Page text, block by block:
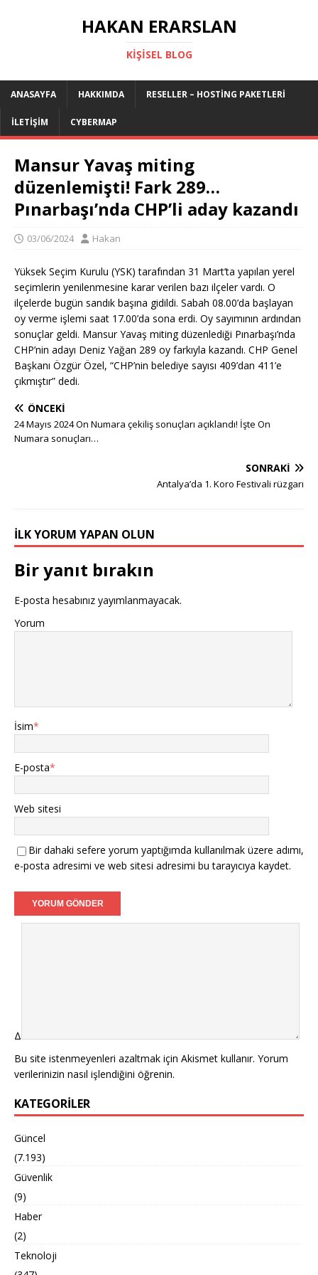
HAKAN ERARSLAN
KIŞISEL BLOG
ANASAYFA HAKKIMDA RESELLER – HOSTING PAKETLERI
İLETIŞIM CYBERMAP
Mansur Yavaş miting
düzenlemişti! Fark 289…
Pınarbaşı’nda CHP’li aday kazandı
03/06/2024 Hakan
Yüksek Seçim Kurulu (YSK) tarafından 31 Mart’ta yapılan yerel
seçimlerin yenilenmesine karar verilen bazı ilçeler vardı. O
ilçelerde bugün sandık başına gidildi. Sabah 08.00’da başlayan
oy verme işlemi saat 17.00’da sona erdi. Oy sayımının ardından
sonuçlar geldi. Mansur Yavaş miting düzenlediği Pınarbaşı’nda
CHP’nin adayı Deniz Yağan 289 oy farkıyla kazandı. CHP Genel
Başkanı Özgür Özel, “CHP’nin belediye sayısı 409’dan 411’e
çıkmıştır” dedi.
ÖNCEKI
24 Mayıs 2024 On Numara çekiliş sonuçları açıklandı! İşte On
Numara sonuçları…
SONRAKI
Antalya’da 1. Koro Festivali rüzgarı
İLK YORUM YAPAN OLUN
Bir yanıt bırakın
E-posta hesabınız yayımlanmayacak.
Yorum
İsim*
E-posta*
Web sitesi
Bir dahaki sefere yorum yaptığımda kullanılmak üzere adımı,
e-posta adresimi ve web sitesi adresimi bu tarayıcıya kaydet.
Δ
Bu site istenmeyenleri azaltmak için Akismet kullanır. Yorum
verilerinizin nasıl işlendiğini öğrenin.
KATEGORILER
Güncel
(7.193)
Güvenlik
(9)
Haber
(2)
Teknoloji